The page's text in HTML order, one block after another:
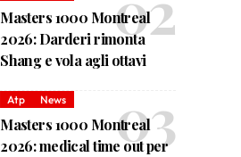
Masters 1000 Montreal
2026: Darderi rimonta
Shang e vola agli ottavi
Atp News
Masters 1000 Montreal
2026: medical time out per